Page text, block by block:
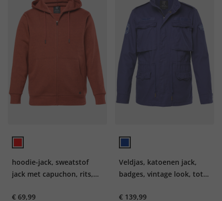
hoodie-jack, sweatstof
jack met capuchon, rits,
€ 69,99
Veldjas, katoenen jack,
badges, vintage look, tot
€ 139,99